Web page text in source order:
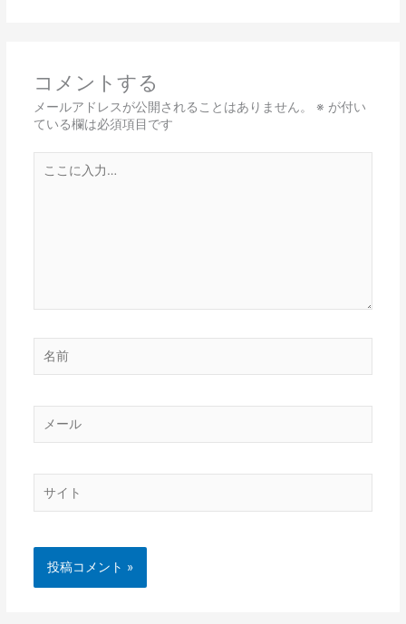
コメントする
メールアドレスが公開されることはありません。 ※ が付い
ている欄は必須項目です
前
ー
ル
ト